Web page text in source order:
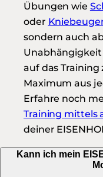
Übungen wie
oder
sondern auch
Unabhängigkeit
auf das
Maximum aus
Erfahre noch
Training mittels
deiner
Kann ich mein